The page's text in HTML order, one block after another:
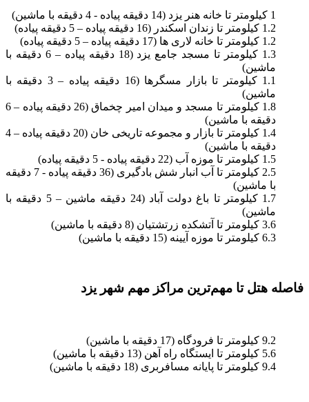
1 کیلومتر تا خانه هنر یزد (14 دقیقه پیاده - 4 دقیقه با ماشین)
1.2 کیلومتر تا زندان اسکندر (16 دقیقه پیاده – 5 دقیقه پیاده)
1.2 کیلومتر تا خانه لاری ها (17 دقیقه پیاده – 5 دقیقه پیاده)
1.3 کیلومتر تا مسجد جامع یزد (18 دقیقه پیاده – 6 دقیقه با
ماشین)
1.1 کیلومتر تا بازار مسگرها (16 دقیقه پیاده – 3 دقیقه با
ماشین)
1.8 کیلومتر تا مسجد و میدان امیر چخماق (26 دقیقه پیاده – 6
دقیقه با ماشین)
1.4 کیلومتر تا بازار و مجموعه تاریخی خان (20 دقیقه پیاده – 4
دقیقه با ماشین)
1.5 کیلومتر تا موزه آب (22 دقیقه پیاده - 5 دقیقه پیاده)
2.5 کیلومتر تا آب انبار شش بادگیری (36 دقیقه پیاده - 7 دقیقه
با ماشین)
1.7 کیلومتر تا باغ دولت آباد (24 دقیقه ماشین – 5 دقیقه با
ماشین)
3.6 کیلومتر تا آتشکده زرتشتیان (8 دقیقه با ماشین)
6.3 کیلومتر تا موزه آیینه (15 دقیقه با ماشین)
فاصله هتل تا مهم‌ترین مراکز مهم شهر یزد
9.2 کیلومتر تا فرودگاه (17 دقیقه با ماشین)
5.6 کیلومتر تا ایستگاه راه آهن (13 دقیقه با ماشین)
9.4 کیلومتر تا پایانه مسافربری (18 دقیقه با ماشین)